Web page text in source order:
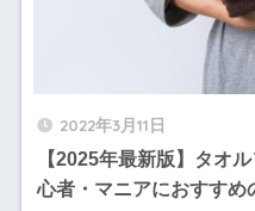
2022年3月11日
【2025年最新版】タオ
心者・マニアにおすすめ